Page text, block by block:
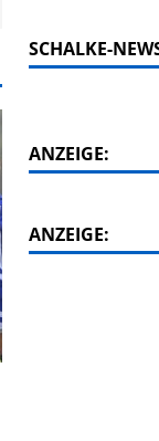
SCHALKE-
ANZEIGE:
ANZEIGE: